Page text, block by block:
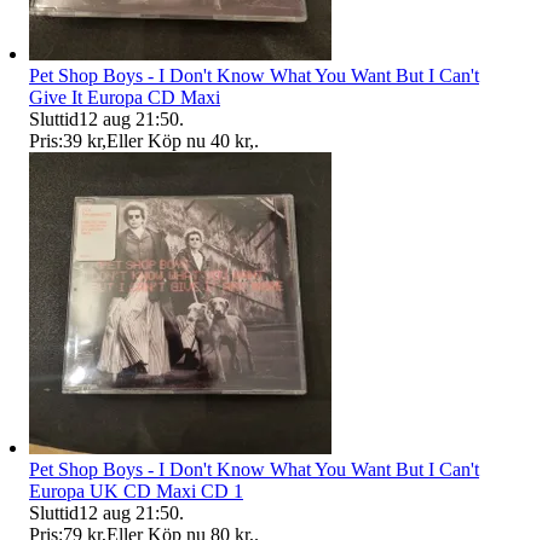
Pet Shop Boys - I Don't Know What You Want But I Can't
Give It Europa CD Maxi
Sluttid12 aug 21:50.
Pris:39 kr,Eller Köp nu 40 kr,.
Pet Shop Boys - I Don't Know What You Want But I Can't
Europa UK CD Maxi CD 1
Sluttid12 aug 21:50.
Pris:79 kr,Eller Köp nu 80 kr,.